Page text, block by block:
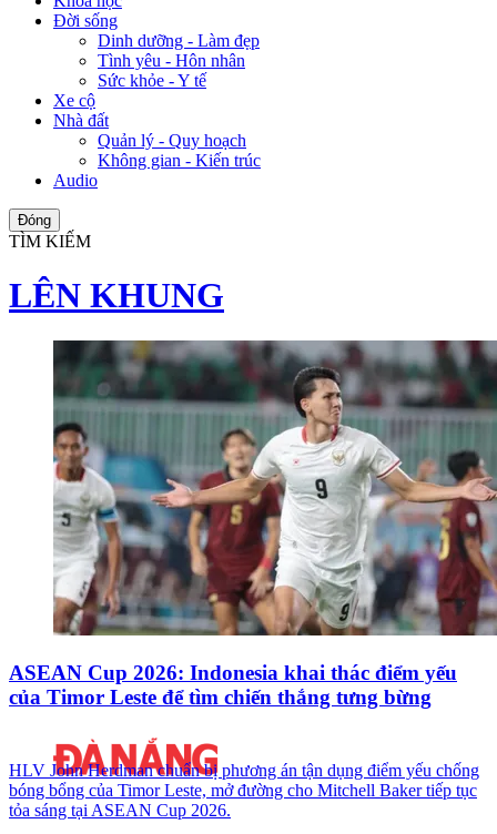
Đời sống
Dinh dưỡng - Làm đẹp
Tình yêu - Hôn nhân
Sức khỏe - Y tế
Xe cộ
Nhà đất
Quản lý - Quy hoạch
Không gian - Kiến trúc
Audio
Đóng
TÌM KIẾM
LÊN KHUNG
ASEAN Cup 2026: Indonesia khai thác điểm yếu
của Timor Leste để tìm chiến thắng tưng bừng
HLV John Herdman chuẩn bị phương án tận dụng điểm yếu chống
bóng bổng của Timor Leste, mở đường cho Mitchell Baker tiếp tục
tỏa sáng tại ASEAN Cup 2026.